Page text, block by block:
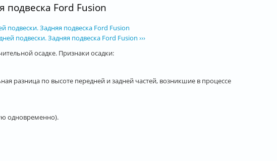
Ford Fusion
подвески. Задняя подвеска Ford Fusion
подвески. Задняя подвеска Ford Fusion ›››
осадке. Признаки осадки:
разница по высоте передней и задней частей, возникшие в процессе
одновременно).